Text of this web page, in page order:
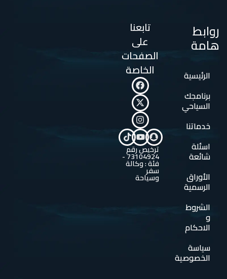
روابط
هامة
الرئيسية
برنامجك
السياحي
خدماتنا
اسئلة
شائعة
الأوراق
الرسمية
الشروط
و
الاحكام
سياسة
الخصوصية
تابعنا
على
الصفحات
الخاصة
ترخيص رقم
73104924 -
فئة : وكالة
سفر
وسياحة